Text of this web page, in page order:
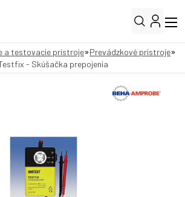
a testovacie prístroje»Prevádzkové prístroje»
- Skúšačka prepojenia